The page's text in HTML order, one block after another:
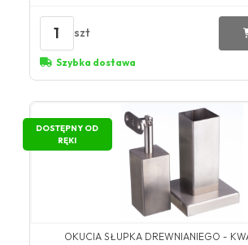
1 szt
Szybka dostawa
DOSTĘPNY OD
RĘKI
OKUCIA SŁUPKA DREWNIANIEGO -